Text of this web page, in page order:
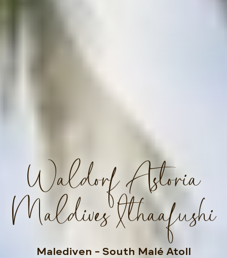
Waldorf Astoria
Maldives Ithaafushi
Malediven – South Malé Atoll